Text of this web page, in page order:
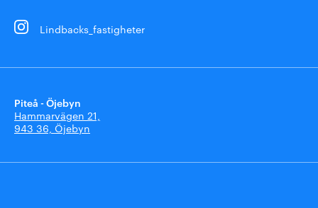
Lindbacks_fastigheter
Piteå - Öjebyn
Hammarvägen 21,
943 36, Öjebyn